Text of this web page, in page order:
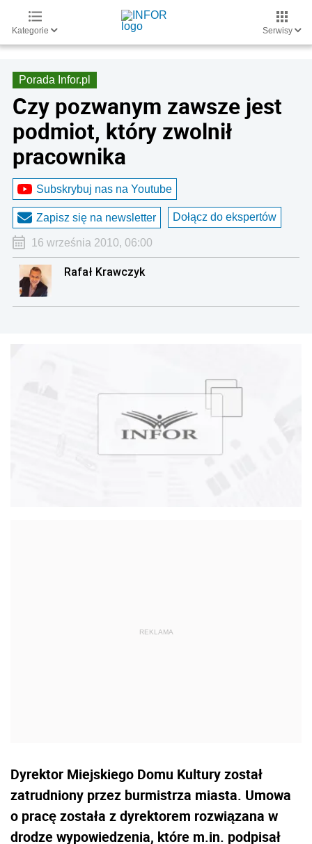
Kategorie Serwisy
Porada Infor.pl
Czy pozwanym zawsze jest
podmiot, który zwolnił
pracownika
Subskrybuj nas na Youtube
Zapisz się na newsletter Dołącz do ekspertów
16 września 2010, 06:00
Rafał Krawczyk
Dyrektor Miejskiego Domu Kultury został
zatrudniony przez burmistrza miasta. Umowa
o pracę została z dyrektorem rozwiązana w
drodze wypowiedzenia, które m.in. podpisał